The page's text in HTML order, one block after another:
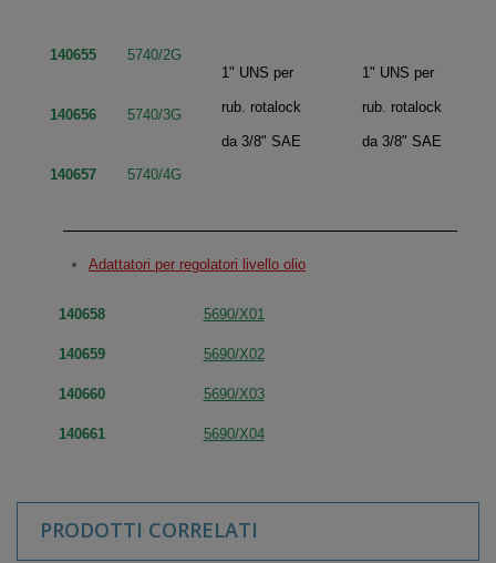
140655
5740/2G
1" UNS per
rub. rotalock
da 3/8" SAE
1" UNS per
rub. rotalock
da 3/8" SAE
140656 5740/3G
140657 5740/4G
Adattatori per regolatori livello olio
140658 5690/X01
140659 5690/X02
140660 5690/X03
140661 5690/X04
PRODOTTI CORRELATI